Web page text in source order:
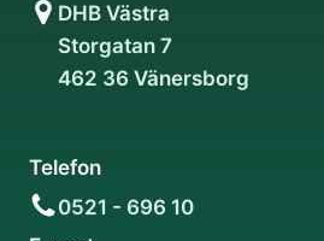
DHB Västra
Storgatan 7
462 36 Vänersborg
Telefon
0521 - 696 10